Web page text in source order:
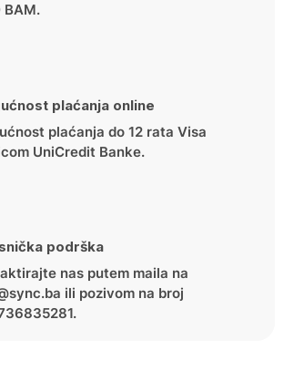
plaćanja online
plaćanja do 12 rata Visa
UniCredit Banke.
podrška
nas putem maila na
ili pozivom na broj